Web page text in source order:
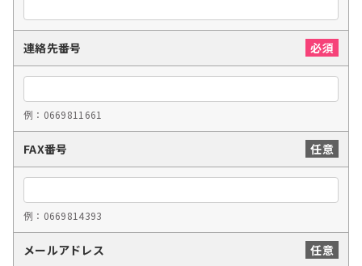
連絡先番号
例：0669811661
FAX番号
例：0669814393
メールアドレス